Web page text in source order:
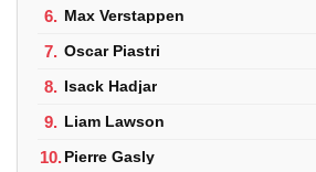
6. Max Verstappen
7. Oscar Piastri
8. Isack Hadjar
9. Liam Lawson
10.Pierre Gasly